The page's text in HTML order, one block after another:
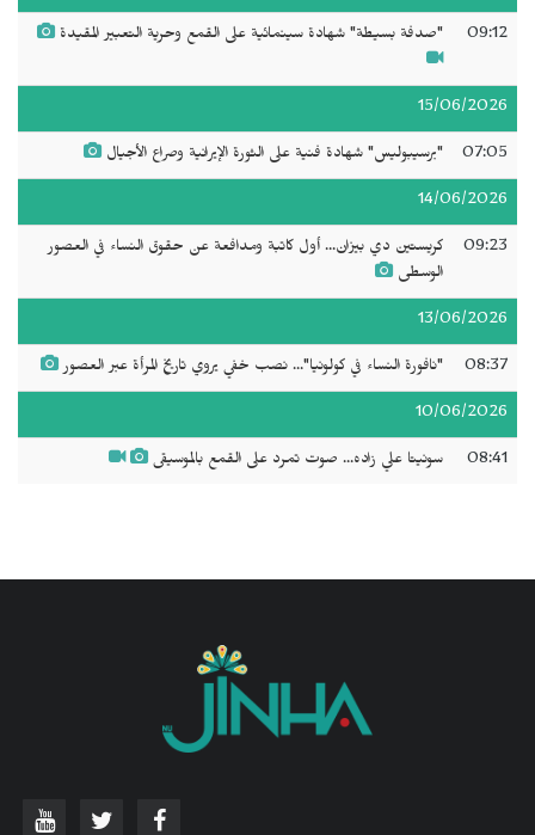
09:12 "صدفة بسيطة" شهادة سينمائية على القمع وحرية التعبير المقيدة
15/06/2026
07:05 "برسيبوليس" شهادة فنية على الثورة الإيرانية وصراع الأجيال
14/06/2026
09:23
كريستين دي بيزان... أول كاتبة ومدافعة عن حقوق النساء في العصور
الوسطى
13/06/2026
08:37 "نافورة النساء في كولونيا"... نصب خفي يروي تاريخ المرأة عبر العصور
10/06/2026
08:41 سونيتا علي زاده... صوت تمرد على القمع بالموسيقى